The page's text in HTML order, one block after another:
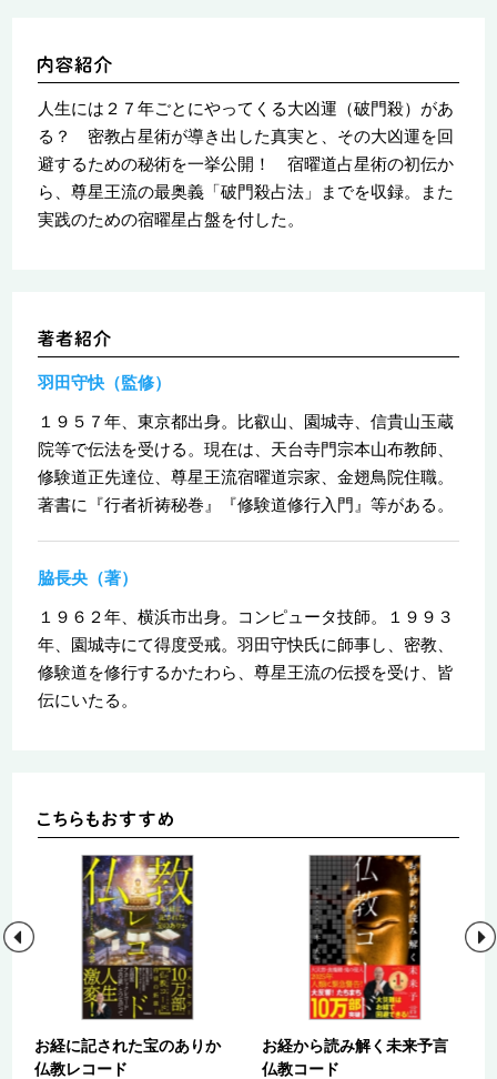
人生には２７年ごとにやってくる大凶運（破門殺）があ
る？ 密教占星術が導き出した真実と、その大凶運を回
避するための秘術を一挙公開！ 宿曜道占星術の初伝か
ら、尊星王流の最奥義「破門殺占法」までを収録。また
実践のための宿曜星占盤を付した。
羽田守快（監修）
１９５７年、東京都出身。比叡山、園城寺、信貴山玉蔵
院等で伝法を受ける。現在は、天台寺門宗本山布教師、
修験道正先達位、尊星王流宿曜道宗家、金翅鳥院住職。
著書に『行者祈祷秘巻』『修験道修行入門』等がある。
脇長央（著）
１９６２年、横浜市出身。コンピュータ技師。１９９３
年、園城寺にて得度受戒。羽田守快氏に師事し、密教、
修験道を修行するかたわら、尊星王流の伝授を受け、皆
伝にいたる。
お経に記された宝のありか
仏教レコード
お経から読み解く未来予言
仏教コード